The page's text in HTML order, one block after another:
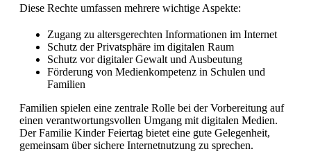
Diese Rechte umfassen mehrere wichtige Aspekte:
Zugang zu altersgerechten Informationen im Internet
Schutz der Privatsphäre im digitalen Raum
Schutz vor digitaler Gewalt und Ausbeutung
Förderung von Medienkompetenz in Schulen und
Familien
Familien spielen eine zentrale Rolle bei der Vorbereitung auf
einen verantwortungsvollen Umgang mit digitalen Medien.
Der Familie Kinder Feiertag bietet eine gute Gelegenheit,
gemeinsam über sichere Internetnutzung zu sprechen.